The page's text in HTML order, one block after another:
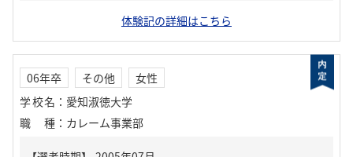
体験記の詳細はこちら
06年卒 その他
女性
学校名 ： 愛知淑徳大学
職種 ： カレーム事業部